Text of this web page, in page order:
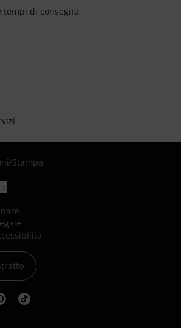
tempi di consegna
/Stampa